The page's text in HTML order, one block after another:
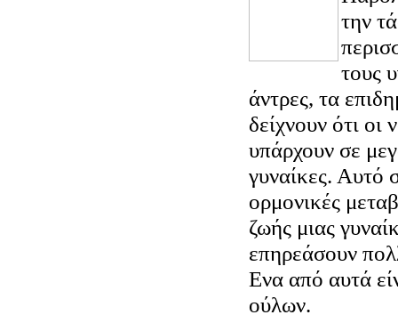
την
τους
άντρες, τα
δείχνουν ότι οι
υπάρχουν σε
γυναίκες. Αυτό
ορμονικές
ζωής μιας
επηρεάσουν
Ενα από αυτά
ούλων.